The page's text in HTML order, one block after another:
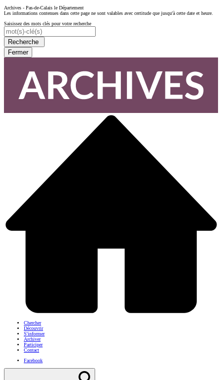
Archives - Pas-de-Calais le Département
Les informations contenues dans cette page ne sont valables avec certitude que jusqu'à cette date et heure.
Saisissez des mots clés pour votre recherche
Recherche
Fermer
Chercher
Découvrir
S'informer
Archiver
Participer
Contact
Facebook